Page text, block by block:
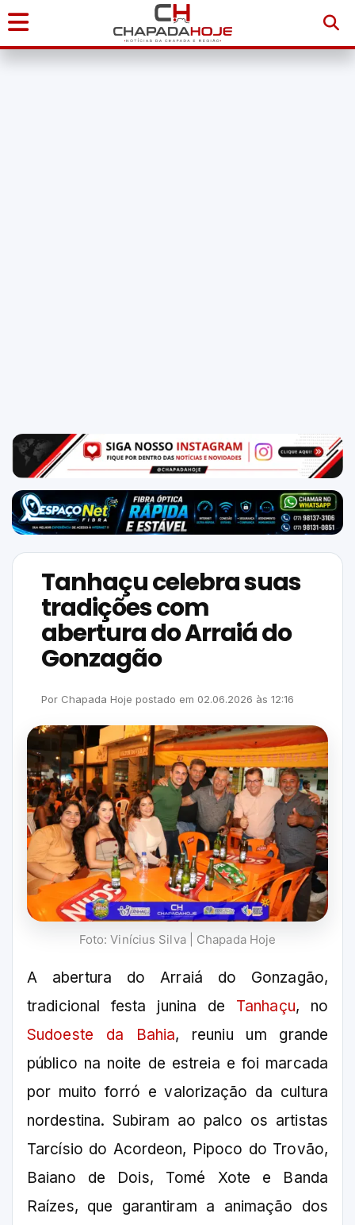
Início
NAS
NOSSAS
REDES
Tanhaçu celebra suas
tradições com
abertura do Arraiá do
Gonzagão
Por Chapada Hoje postado em 02.06.2026 às 12:16
Foto: Vinícius Silva | Chapada Hoje
A abertura do Arraiá do Gonzagão,
tradicional festa junina de Tanhaçu, no
Sudoeste da Bahia, reuniu um grande
público na noite de estreia e foi marcada
por muito forró e valorização da cultura
nordestina. Subiram ao palco os artistas
Tarcísio do Acordeon, Pipoco do Trovão,
Baiano de Dois, Tomé Xote e Banda
Raízes, que garantiram a animação dos